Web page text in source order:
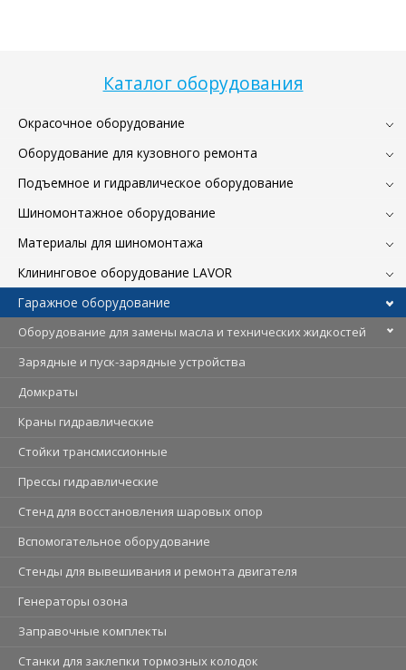
Каталог оборудования
Окрасочное оборудование
Оборудование для кузовного ремонта
Подъемное и гидравлическое оборудование
Шиномонтажное оборудование
Материалы для шиномонтажа
Клининговое оборудование LAVOR
Гаражное оборудование
Оборудование для замены масла и технических жидкостей
Зарядные и пуск-зарядные устройства
Домкраты
Краны гидравлические
Стойки трансмиссионные
Прессы гидравлические
Стенд для восстановления шаровых опор
Вспомогательное оборудование
Стенды для вывешивания и ремонта двигателя
Генераторы озона
Заправочные комплекты
Станки для заклепки тормозных колодок